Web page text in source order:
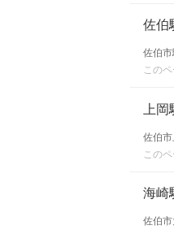
佐伯
佐伯
この
上岡
佐伯
この
海崎
佐伯